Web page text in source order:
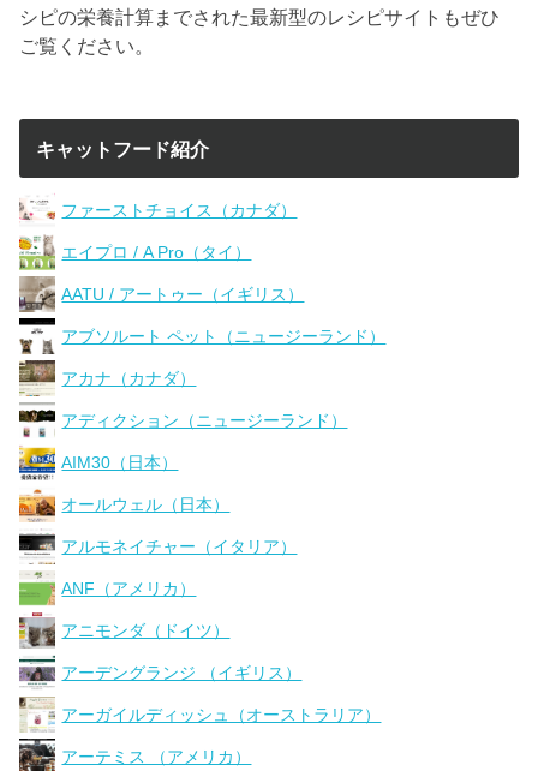
シピの栄養計算までされた最新型のレシピサイトもぜひ
ご覧ください。
キャットフード紹介
ファーストチョイス（カナダ）
エイプロ / A Pro（タイ）
AATU / アートゥー（イギリス）
アブソルート ペット（ニュージーランド）
アカナ（カナダ）
アディクション（ニュージーランド）
AIM30（日本）
オールウェル（日本）
アルモネイチャー（イタリア）
ANF（アメリカ）
アニモンダ（ドイツ）
アーデングランジ （イギリス）
アーガイルディッシュ（オーストラリア）
アーテミス （アメリカ）